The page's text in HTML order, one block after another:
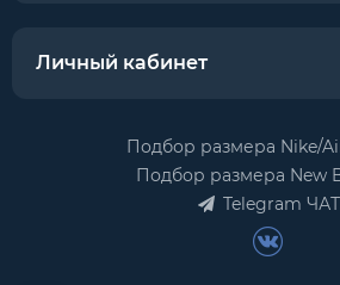
Личный кабинет
Подбор размера Nike/
Подбор размера New
Telegram ЧАТ